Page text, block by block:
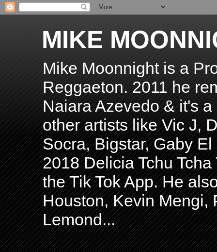
MIKE
Mike Moonnight is a
Reggaeton. 2011 he
Naiara Azevedo & it's
other artists like Vic J,
Socra, Bigstar, Gaby
2018 Delicia Tchu
the Tik Tok App. He
Houston, Kevin Mengi,
Lemond...